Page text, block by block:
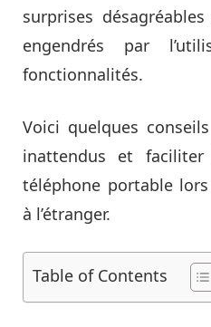
surprises
engendrés par
fonctionnalités.
Voici quelques
inattendus et
téléphone portable
à l’étranger.
Table of Contents